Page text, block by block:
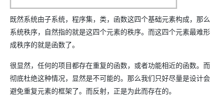
既然系统由子系统，程序集，类，函数这四个基础元素构成，那么
系统秩序，自然指的就是这四个元素的秩序。而这四个元素最难形
成秩序的就是函数了。
很显然，任何的项目都存在重复的函数，或者功能相近的函数。而
彻底杜绝这种情况，显然是不可能的。那么我们只好尽量是设计会
避免重复元素的框架了。而反射，正是为此而存在的。